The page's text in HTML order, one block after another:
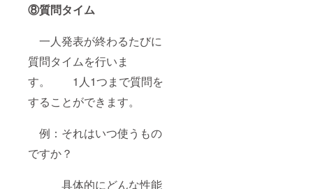
⑧質問タイム
一人発表が終わるたびに
質問タイムを行いま
す。 1人1つまで質問を
することができます。
例：それはいつ使うもの
ですか？
具体的にどんな性能